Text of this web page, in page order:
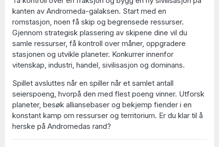
kanten av Andromeda-galaksen. Start med en
romstasjon, noen få skip og begrensede ressurser.
Gjennom strategisk plassering av skipene dine vil du
samle ressurser, få kontroll over måner, oppgradere
stasjonen og utvikle planeter. Konkurrer innenfor
vitenskap, industri, handel, sivilisasjon og dominans.
Spillet avsluttes når en spiller når et samlet antall
seierspoeng, hvorpå den med flest poeng vinner. Utforsk
planeter, besøk alliansebaser og bekjemp fiender i en
konstant kamp om ressurser og territorium. Er du klar til å
herske på Andromedas rand?